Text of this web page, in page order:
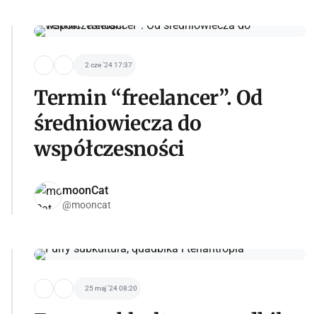
2 cze '24 17:37
Termin “freelancer”. Od
średniowiecza do
współczesności
moonCat
@mooncat
25 maj '24 08:20